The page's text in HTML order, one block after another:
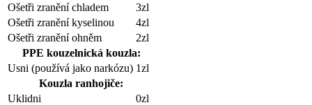
Ošetři zranění chladem
3zl
Ošetři zranění kyselinou
4zl
Ošetři zranění ohněm
2zl
PPE kouzelnická kouzla:
Usni (používá jako narkózu) 1zl
Kouzla ranhojiče:
Uklidni
0zl